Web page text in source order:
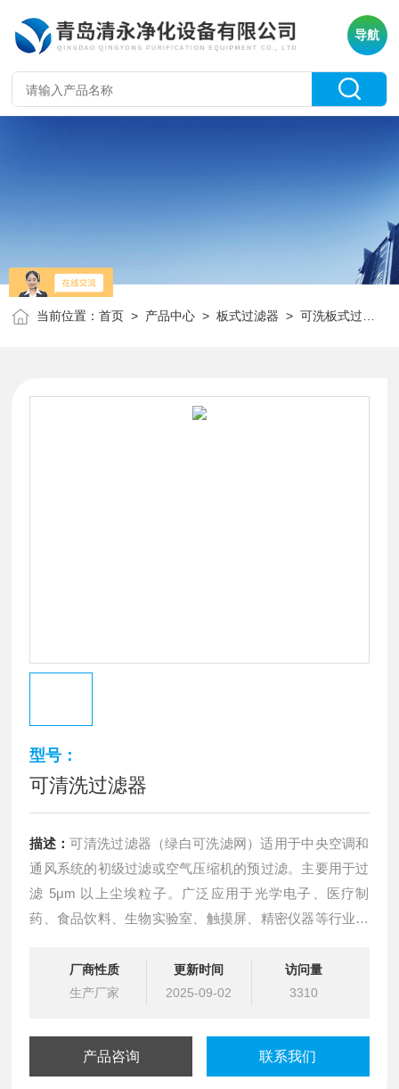
导航
当前位置：首页 > 产品中心 >板式过滤器 >可洗板式过滤器
型号：
可清洗过滤器
描述：可清洗过滤器（绿白可洗滤网）适用于中央空调和
通风系统的初级过滤或空气压缩机的预过滤。主要用于过
滤 5μm 以上尘埃粒子。广泛应用于光学电子、医疗制
药、食品饮料、生物实验室、触摸屏、精密仪器等行业，
厂商性质
生产厂家
更新时间
2025-09-02
访问量
3310
产品咨询 联系我们